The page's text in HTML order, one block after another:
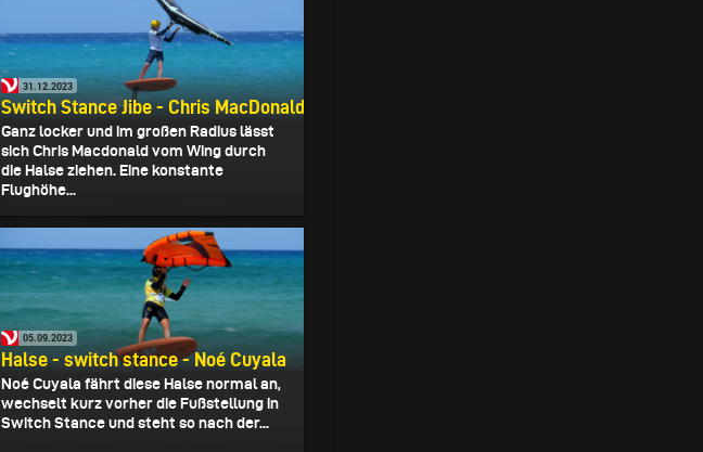
31.12.2023
Switch Stance Jibe - Chris MacDonald
Ganz locker und im großen Radius lässt
sich Chris Macdonald vom Wing durch
die Halse ziehen. Eine konstante
Flughöhe...
05.09.2023
Halse - switch stance - Noé Cuyala
Noé Cuyala fährt diese Halse normal an,
wechselt kurz vorher die Fußstellung in
Switch Stance und steht so nach der...